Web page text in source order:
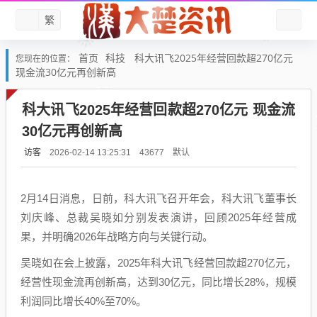
繁
您现在的位置： 首页 科技
科大讯飞2025年经营回款超270亿元
现金流30亿元再创新高
科大讯飞2025年经营回款超270亿元 现金流
30亿元再创新高
访客 2026-02-14 13:25:31 43677 默认
2月14日消息，日前，科大讯飞召开年会，科大讯飞董事长
刘庆峰、总裁吴晓如分别发表演讲，回顾2025年经营成
果，并明确2026年战略方向与关键行动。
吴晓如在会上披露，2025年科大讯飞经营回款超270亿元，
经营性现金流再创新高，达到30亿元，同比增长28%，规模
利润同比增长40%至70%。